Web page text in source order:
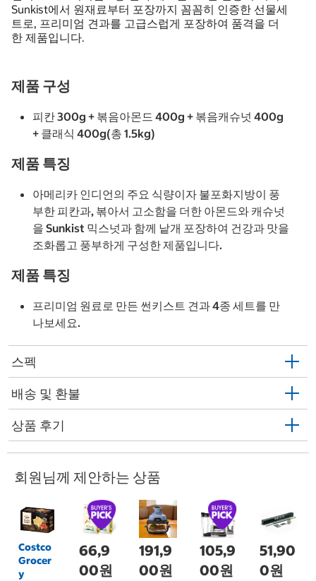
Sunkist에서 원재료부터 포장까지 꼼꼼히 인증한 선물세
트로, 프리미엄 견과를 고급스럽게 포장하여 품격을 더
한 제품입니다.
제품 구성
피칸 300g + 볶음아몬드 400g + 볶음캐슈넛 400g
+ 클래식 400g(총 1.5kg)
제품 특징
아메리카 인디언의 주요 식량이자 불포화지방이 풍
부한 피칸과, 볶아서 고소함을 더한 아몬드와 캐슈넛
을 Sunkist 믹스넛과 함께 낱개 포장하여 건강과 맛을
조화롭고 풍부하게 구성한 제품입니다.
제품 특징
프리미엄 원료로 만든 썬키스트 견과 4종 세트를 만
나보세요.
스펙
배송 및 환불
상품 후기
회원님께 제안하는 상품
Costco
Grocer
y
66,9
00원
191,9
00원
105,9
00원
51,90
0원